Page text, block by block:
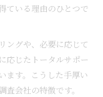
ている理由のひとつで
ングや、必要に応じて
応じたトータルサポー
ます。こうした手厚い
会社の特徴です。